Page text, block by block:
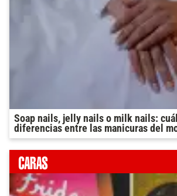
Soap nails, jelly nails o milk nails:
diferencias entre las manicuras del